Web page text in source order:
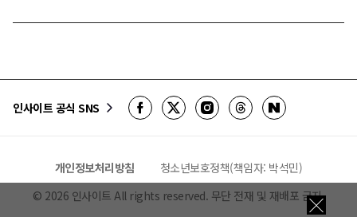
인사이트 공식 SNS
개인정보처리방침
청소년보호정책(책임자: 박석민)
© 2026 인사이트 All rights reserved. 무단 전재 및 재배포 금지.